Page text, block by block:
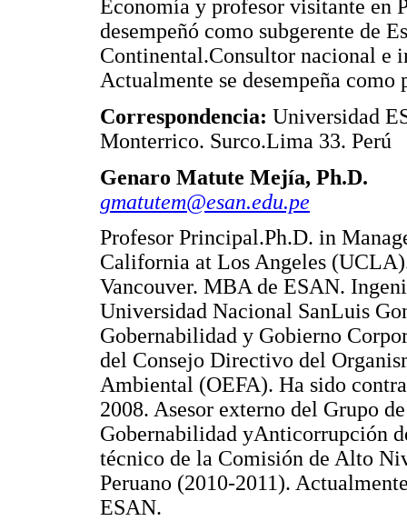
Economía y profesor visitante en
desempeñó como subgerente de
Continental.Consultor nacional e
Actualmente se desempeña
Correspondencia: Universidad
Monterrico. Surco.Lima 33. Perú
Genaro Matute Mejía, Ph.D.
gmatutem@esan.edu.pe
Profesor Principal.Ph.D. in
California at Los Angeles
Vancouver. MBA de ESAN.
Universidad Nacional SanLuis
Gobernabilidad y Gobierno
del Consejo Directivo del
Ambiental (OEFA). Ha sido
2008. Asesor externo del Grupo
Gobernabilidad yAnticorrupción
técnico de la Comisión de Alto
Peruano (2010-2011).
ESAN.